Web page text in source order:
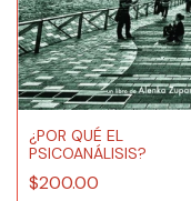
¿POR QUÉ EL
PSICOANÁLISIS?
$200.00